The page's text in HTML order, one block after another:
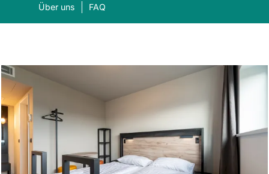
Über uns FAQ
Was suchen Sie?